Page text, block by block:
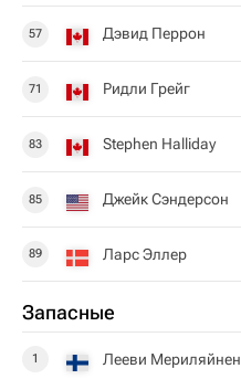
57 Дэвид Перрон
71 Ридли Грейг
83 Stephen Halliday
85 Джейк Сэндерсон
89 Ларс Эллер
Запасные
1 Лееви Мериляйнен